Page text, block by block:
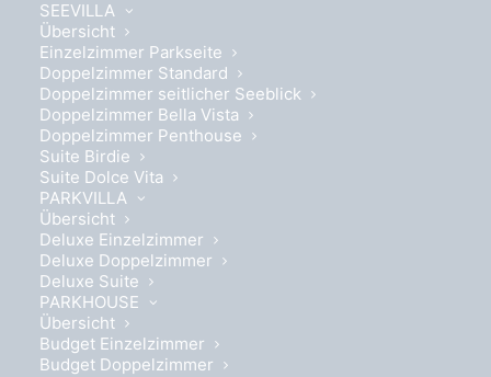
SEEVILLA
Übersicht
Einzelzimmer Parkseite
Doppelzimmer Standard
Doppelzimmer seitlicher Seeblick
Doppelzimmer Bella Vista
Doppelzimmer Penthouse
Suite Birdie
Suite Dolce Vita
PARKVILLA
Übersicht
Deluxe Einzelzimmer
Deluxe Doppelzimmer
Deluxe Suite
PARKHOUSE
Übersicht
Budget Einzelzimmer
Budget Doppelzimmer
Bietet Platz für 1 Person